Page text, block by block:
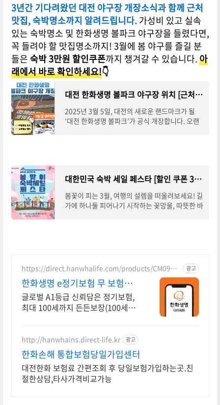
3년간 기다려왔던 대전 야구장 개장소식과 함께 근처
맛집, 숙박명소까지 알려드립니다.가성비 있고 실속
있는 숙박명소 및 한화생명 볼파크 야구장을 들렸다면,
꼭 들려야 할 맛집명소까지! 3월에 봄 야구를 즐길 분
들은 숙박 3만원 할인쿠폰까지 챙겨갈 수 있습니다.아
래에서 바로 확인하세요!👇
대전 한화생명 볼파크 야구장 위치 [근처 맛집 숙박 추천]
2025년 3월 5일, 대전의 새로운 랜드마크가 될
‘대전 한화생명 볼파크’가 공식 개장합니다. 오랜
대한민국 숙박 세일 페스타 [할인 쿠폰 3월]🌸
봄꽃이 피는 3월, 여행의 설렘을 떠올려보세요! 길
가에 하나둘 피어나기 시작하는 꽃망울, 따뜻한 바
https://direct.hanwhalife.com/products/CM0901
01
광고
한화생명 e정기보험 무 보험료
간편계산
글로벌 A1등급 신뢰담은 정기보험,
최대 100세까지 든든보장(100세만
http://hanwhains.direct-life.kr 광고
한화손해 통합보험당일가입센터
대전한화 보험료 간편조회 후 당일보험가입하는곳.친
절한상담,타사가격비교가능